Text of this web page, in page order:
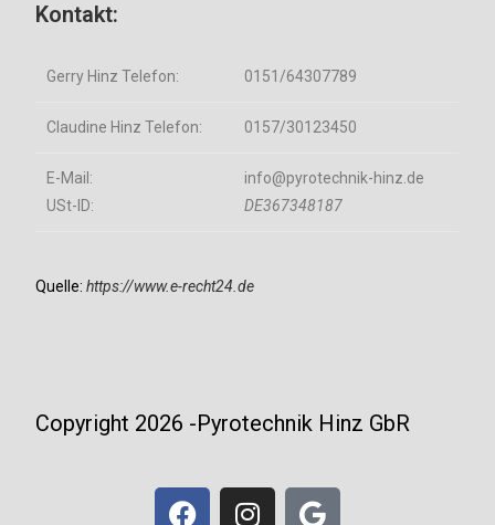
Kontakt:
Gerry Hinz Telefon: 0151/64307789
Claudine Hinz Telefon: 0157/30123450
E-Mail:
USt-ID:
info@pyrotechnik-hinz.de
DE367348187
Quelle:https://www.e-recht24.de
Copyright 2026 -Pyrotechnik Hinz GbR